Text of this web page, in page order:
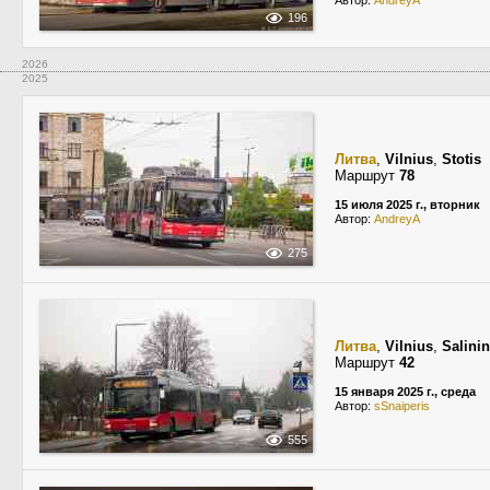
196
2026
2025
275
Литва, Vilnius, Stotis
Маршрут 78
15 июля 2025 г., вторник
Автор: AndreyA
555
Литва, Vilnius,
Маршрут 42
15 января 2025 г., среда
Автор: sSnaiperis